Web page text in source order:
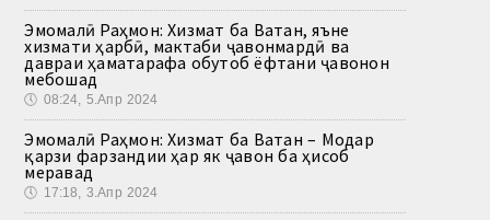
Эмомалӣ Раҳмон: Хизмат ба Ватан, яъне
хизмати ҳарбӣ, мактаби ҷавонмардӣ ва
давраи ҳаматарафа обутоб ёфтани ҷавонон
мебошад
🕔 08:24, 5.Апр 2024
Эмомалӣ Раҳмон: Хизмат ба Ватан – Модар
қарзи фарзандии ҳар як ҷавон ба ҳисоб
меравад
🕔 17:18, 3.Апр 2024